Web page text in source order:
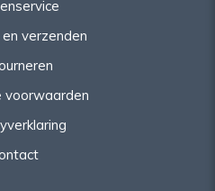
verzenden
voorwaarden